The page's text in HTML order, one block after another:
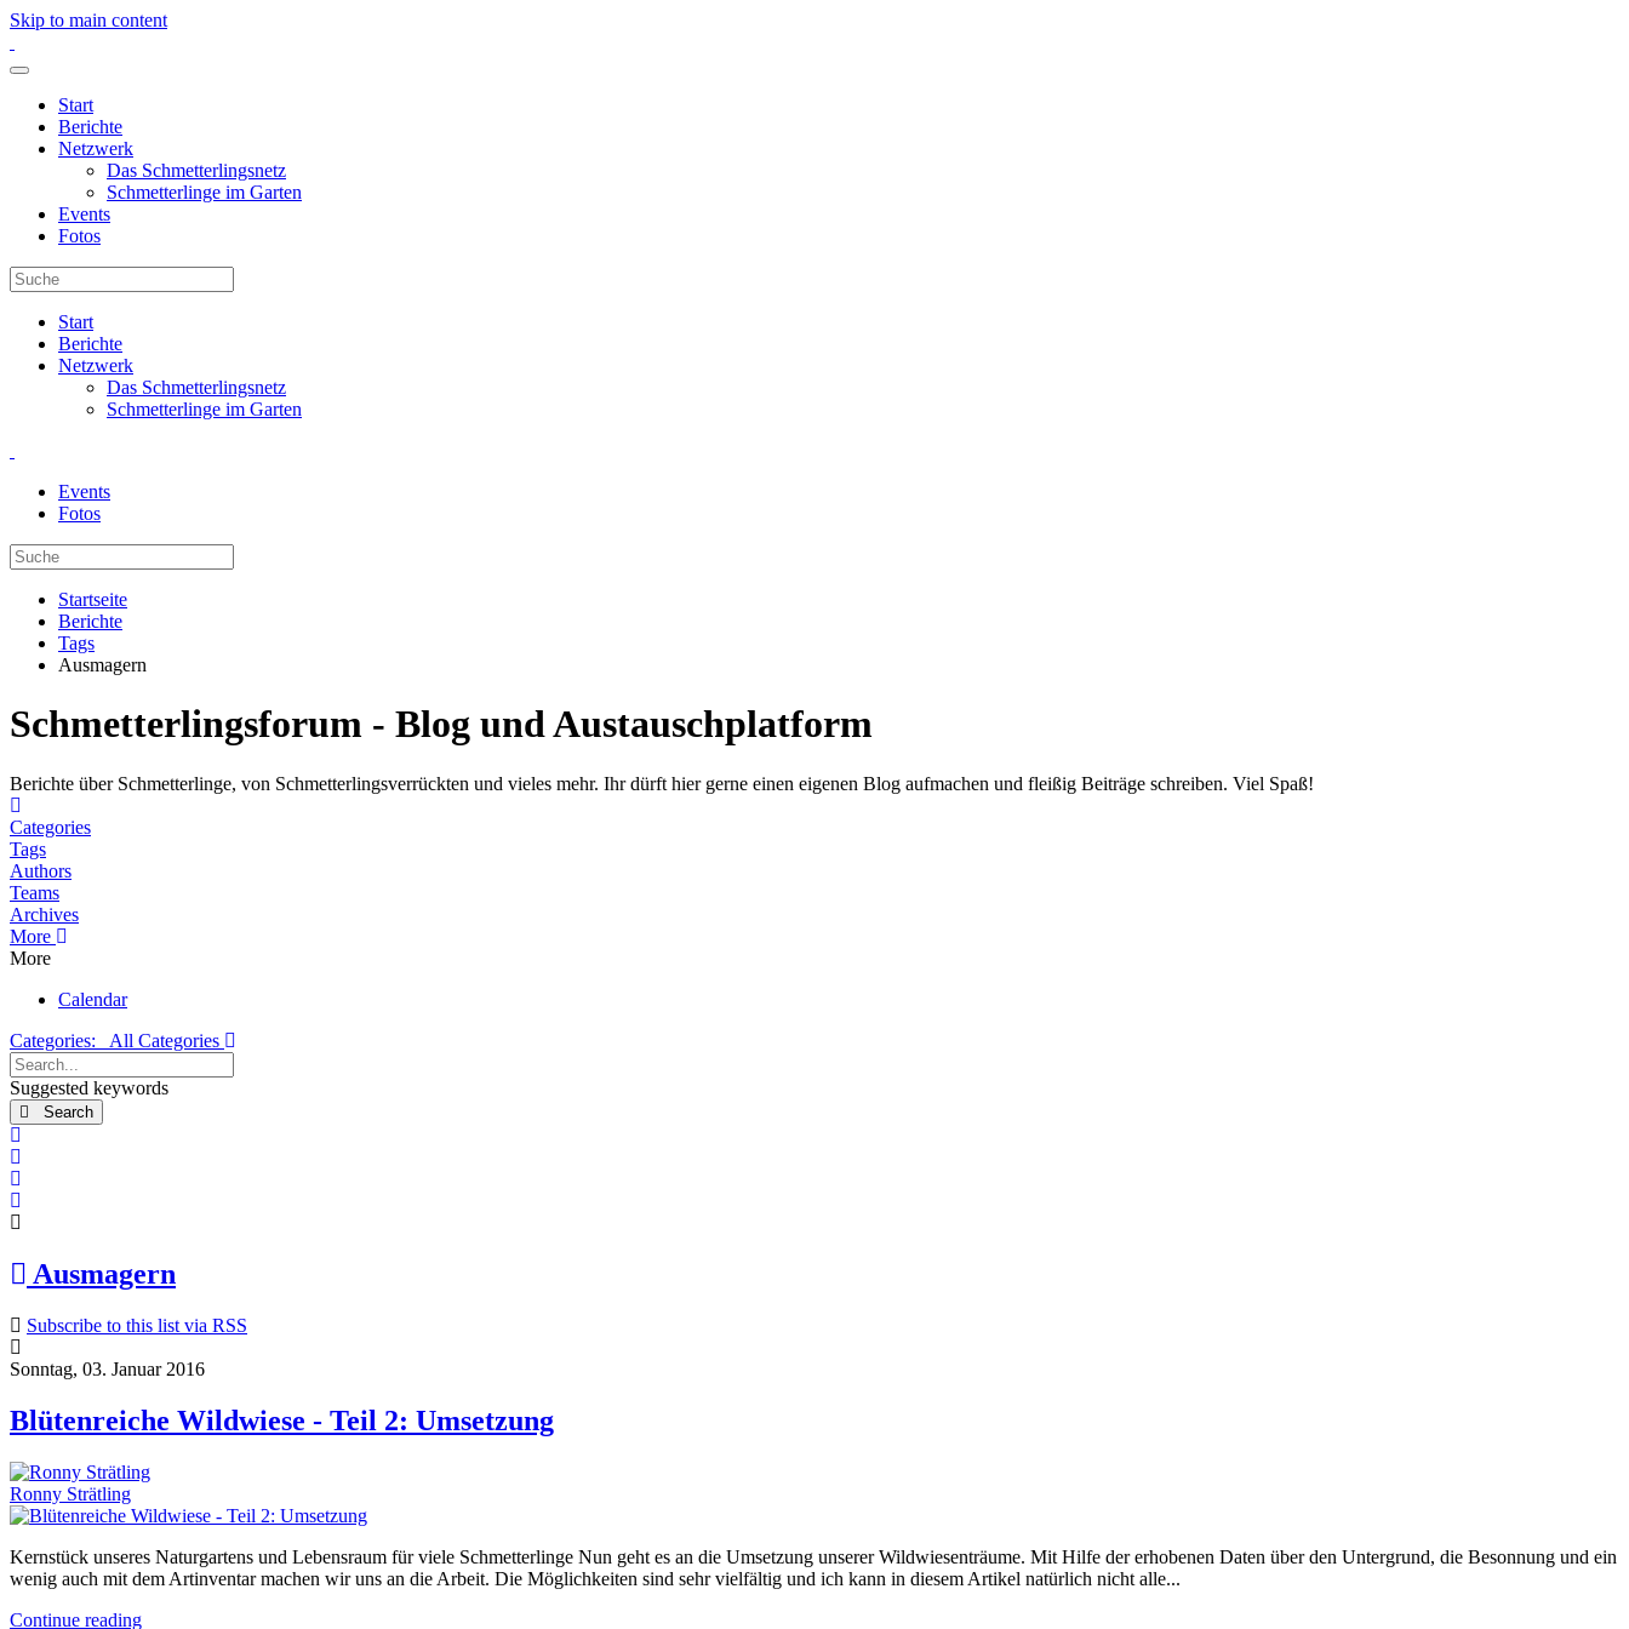
Skip to main content
Start
Berichte
Netzwerk
Das Schmetterlingsnetz
Schmetterlinge im Garten
Events
Fotos
Start
Berichte
Netzwerk
Das Schmetterlingsnetz
Schmetterlinge im Garten
Events
Fotos
Startseite
Berichte
Tags
Ausmagern
Schmetterlingsforum - Blog und Austauschplatform
Berichte über Schmetterlinge, von Schmetterlingsverrückten und vieles mehr. Ihr dürft hier gerne einen eigenen Blog aufmachen und fleißig Beiträge schreiben. Viel Spaß!
Categories
Tags
Authors
Teams
Archives
More
More
Calendar
Categories:
All Categories
Search...
Suggested keywords
Search
Ausmagern
Subscribe to this list via RSS
Sonntag, 03. Januar 2016
Blütenreiche Wildwiese - Teil 2: Umsetzung
Ronny Strätling
Kernstück unseres Naturgartens und Lebensraum für viele Schmetterlinge Nun geht es an die Umsetzung unserer Wildwiesenträume. Mit Hilfe der erhobenen Daten über den Untergrund, die Besonnung und ein
wenig auch mit dem Artinventar machen wir uns an die Arbeit. Die Möglichkeiten sind sehr vielfältig und ich kann in diesem Artikel natürlich nicht alle...
Continue reading